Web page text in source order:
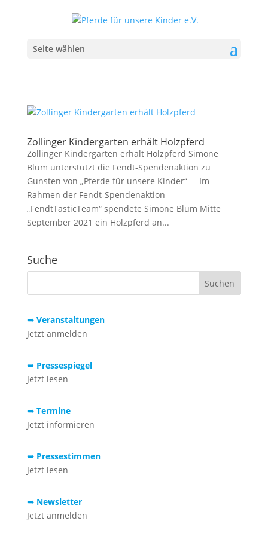
Seite wählen
Zollinger Kindergarten erhält Holzpferd
Zollinger Kindergarten erhält Holzpferd Simone
Blum unterstützt die Fendt-Spendenaktion zu
Gunsten von „Pferde für unsere Kinder“ Im
Rahmen der Fendt-Spendenaktion
„FendtTasticTeam“ spendete Simone Blum Mitte
September 2021 ein Holzpferd an...
Suche
➥ Veranstaltungen
Jetzt anmelden
➥ Pressespiegel
Jetzt lesen
➥ Termine
Jetzt informieren
➥ Pressestimmen
Jetzt lesen
➥ Newsletter
Jetzt anmelden